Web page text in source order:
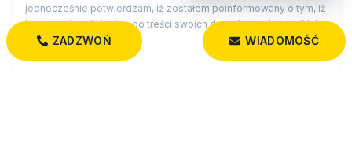
jednocześnie potwierdzam, iż zostałem poinformowany o tym, iż
będę posiadać dostęp do treści swoich danych do ich edycji lub
usunięcia.ZADZWOŃ WIADOMOŚĆ